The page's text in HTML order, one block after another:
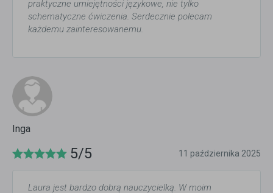
praktyczne umiejętności językowe, nie tylko
schematyczne ćwiczenia. Serdecznie polecam
każdemu zainteresowanemu.
Inga
5/5 11 października 2025
Laura jest bardzo dobrą nauczycielką. W moim